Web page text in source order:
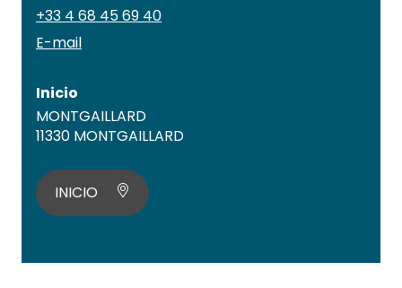
+33 4 68 45 69 40
E-mail
Inicio
MONTGAILLARD
11330 MONTGAILLARD
INICIO